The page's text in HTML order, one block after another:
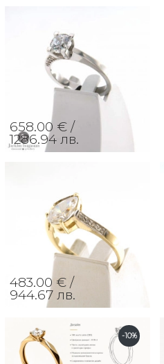
658.00 € /
1286.94 лв.
483.00 € /
944.67 лв.
-10%